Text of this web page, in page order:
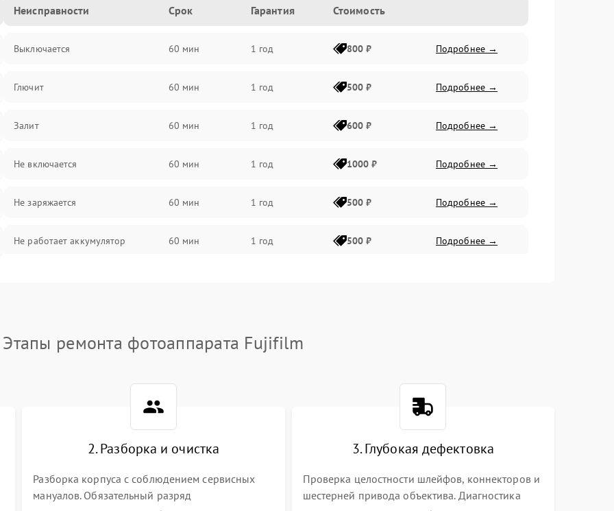
Неисправности Срок Гарантия Стоимость
Выключается 60 мин 1 год 800 ₽ Подробнее →
Глючит 60 мин 1 год 500 ₽ Подробнее →
Залит 60 мин 1 год 600 ₽ Подробнее →
Не включается 60 мин 1 год 1000 ₽ Подробнее →
Не заряжается 60 мин 1 год 500 ₽ Подробнее →
Не работает аккумулятор 60 мин 1 год 500 ₽ Подробнее →
Этапы ремонта фотоаппарата Fujifilm
2. Разборка и очистка
Разборка корпуса с соблюдением сервисных
мануалов. Обязательный разряд
3. Глубокая дефектовка
Проверка целостности шлейфов, коннекторов и
шестерней привода объектива. Диагностика